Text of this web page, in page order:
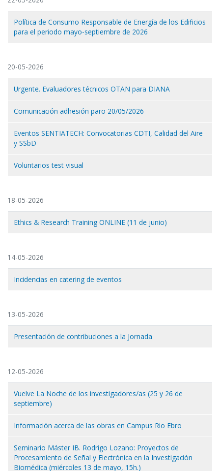
Política de Consumo Responsable de Energía de los Edificios
para el periodo mayo-septiembre de 2026
20-05-2026
Urgente. Evaluadores técnicos OTAN para DIANA
Comunicación adhesión paro 20/05/2026
Eventos SENTIATECH: Convocatorias CDTI, Calidad del Aire
y SSbD
Voluntarios test visual
18-05-2026
Ethics & Research Training ONLINE (11 de junio)
14-05-2026
Incidencias en catering de eventos
13-05-2026
Presentación de contribuciones a la Jornada
12-05-2026
Vuelve La Noche de los investigadores/as (25 y 26 de
septiembre)
Información acerca de las obras en Campus Rio Ebro
Seminario Máster IB. Rodrigo Lozano: Proyectos de
Procesamiento de Señal y Electrónica en la Investigación
Biomédica (miércoles 13 de mayo, 15h.)